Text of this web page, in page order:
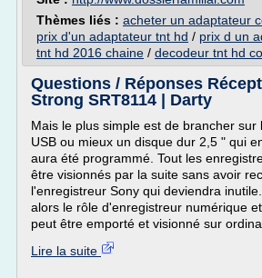
Thèmes liés : acheter un adaptateur
prix d'un adaptateur tnt hd / prix d un
tnt hd 2016 chaine / decodeur tnt hd
Questions / Réponses
Strong SRT8114 | Darty
Mais le plus simple est de brancher sur
USB ou mieux un disque dur 2,5 " qui
aura été programmé. Tout les
être visionnés par la suite sans avoir
l'enregistreur Sony qui deviendra
alors le rôle d'enregistreur numérique
peut être emporté et visionné sur
Lire la suite